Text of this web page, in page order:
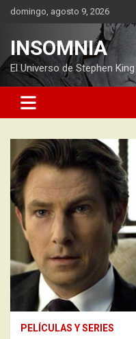
Saltardomingo, agosto 9, 2026
INSOMNIA
El Universo de Stephen King
PELÍCULAS Y SERIES